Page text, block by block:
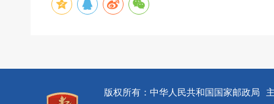
版权所有：中华人民共和国国家邮政局